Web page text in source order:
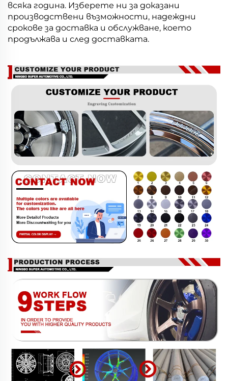
всяка година. Изберете ни за доказани
производствени възможности, надеждни
срокове за доставка и обслужване, което
продължава и след доставката.